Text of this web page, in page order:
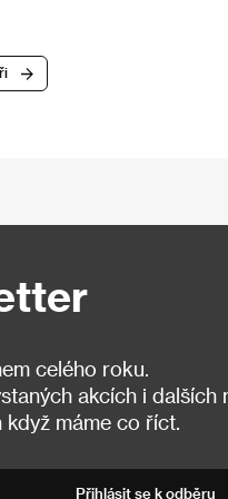
celého roku.
akcích i dalších
máme co říct.
Přihlásit se k odběru